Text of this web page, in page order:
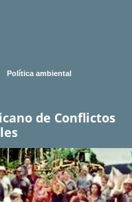
Política ambiental
de Conflictos